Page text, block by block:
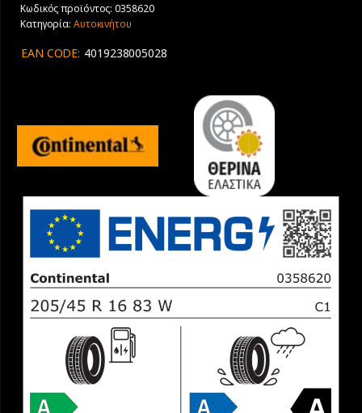
PremiumContact
6
Κωδικός προϊόντος:0358620
Κατηγορία: Αυτοκινήτου
EAN CODE: 4019238005028